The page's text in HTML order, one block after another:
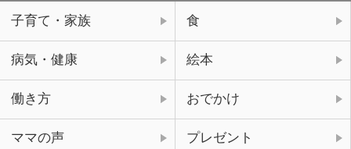
子育て・家族 食
病気・健康 絵本
働き方 おでかけ
ママの声 プレゼント